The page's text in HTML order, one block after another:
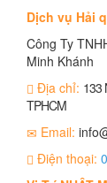
Dịch vụ Hải
Công Ty
Minh Khánh
Địa chỉ: 133
TPHCM
Email:
Điện thoại: